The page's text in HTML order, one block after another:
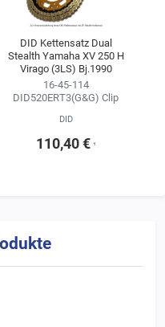
DID Kettensatz Dual
Stealth Yamaha XV 250 H
Virago (3LS) Bj.1990
16-45-114
DID520ERT3(G&G) Clip
DID
110,40 € ¹